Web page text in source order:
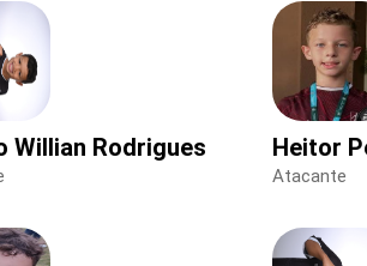
Willian Rodrigues Heitor
Atacante